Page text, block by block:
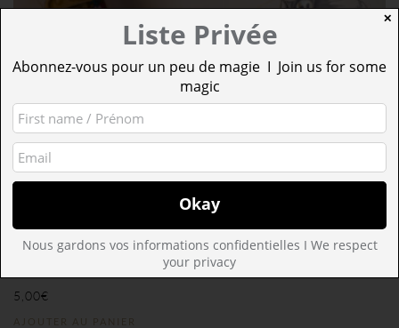
A L’ABORDAGE ! PAPIER CADEAU
5,00€
AJOUTER AU PANIER
✕
Liste Privée
Abonnez-vous pour un peu de magie I Join us for some
magic
Nous gardons vos informations confidentielles I We respect
your privacy